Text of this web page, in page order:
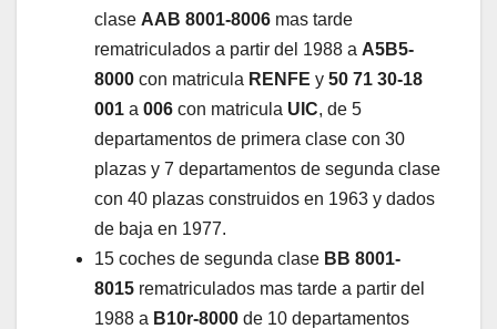
clase AAB 8001-8006 mas tarde
rematriculados a partir del 1988 a A5B5-
8000 con matricula RENFE y 50 71 30-18
001 a 006 con matricula UIC, de 5
departamentos de primera clase con 30
plazas y 7 departamentos de segunda clase
con 40 plazas construidos en 1963 y dados
de baja en 1977.
15 coches de segunda clase BB 8001-
8015 rematriculados mas tarde a partir del
1988 a B10r-8000 de 10 departamentos